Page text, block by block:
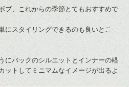
ブ、これからの季節とてもおすすめで
にスタイリングできるのも良いとこ
にバックのシルエットとインナーの軽
ットしてミニマムなイメージが出るよ